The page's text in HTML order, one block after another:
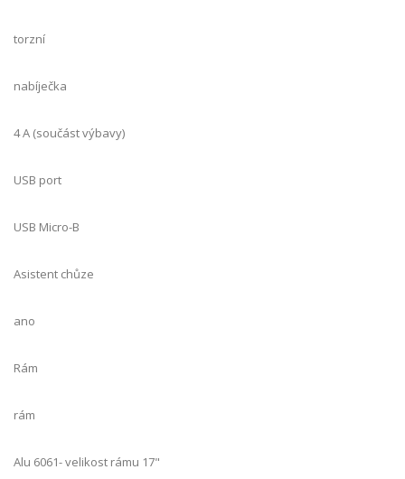
torzní
nabíječka
4 A (součást výbavy)
USB port
USB Micro-B
Asistent chůze
ano
Rám
rám
Alu 6061- velikost rámu 17"